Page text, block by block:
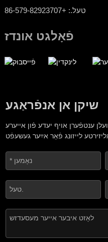
טעל.: +86-579-82923707
פֿאָלגט אונדז
שיקן אן אנפֿראַגע
ענטפֿערן אויף יעדע פֿון אייערע